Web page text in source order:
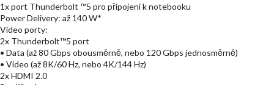
1x port Thunderbolt ™5 pro připojení k notebooku
Power Delivery: až 140 W*
Video porty:
2x Thunderbolt™5 port
• Data (až 80 Gbps obousměrně, nebo 120 Gbps jednosměrně)
• Video (až 8K/60 Hz, nebo 4K/144 Hz)
2x HDMI 2.0